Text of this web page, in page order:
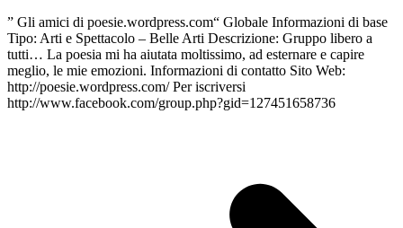
” Gli amici di poesie.wordpress.com“ Globale Informazioni di base
Tipo: Arti e Spettacolo – Belle Arti Descrizione: Gruppo libero a
tutti… La poesia mi ha aiutata moltissimo, ad esternare e capire
meglio, le mie emozioni. Informazioni di contatto Sito Web:
http://poesie.wordpress.com/ Per iscriversi
http://www.facebook.com/group.php?gid=127451658736